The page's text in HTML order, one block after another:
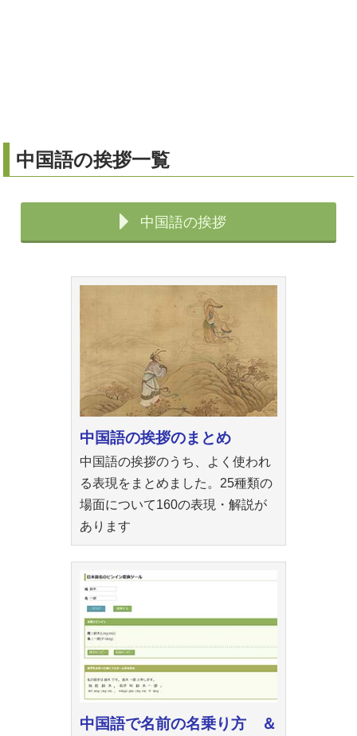
中国語の挨拶一覧
中国語の挨拶
中国語の挨拶のまとめ
中国語の挨拶のうち、よく使われ
る表現をまとめました。25種類の
場面について160の表現・解説が
あります
中国語で名前の名乗り方 ＆